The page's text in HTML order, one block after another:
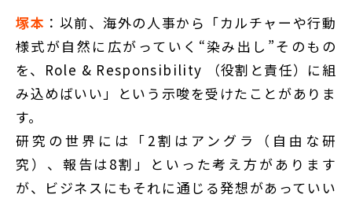
塚本 ：以前、海外の人事から「カルチャーや行動
様式が自然に広がっていく“染み出し”そのもの
を、Role & Responsibility （役割と責任）に組
み込めばいい」という示唆を受けたことがありま
す。
研究の世界には「2割はアングラ（自由な研
究）、報告は8割」といった考え方があります
が、ビジネスにもそれに通じる発想があっていい